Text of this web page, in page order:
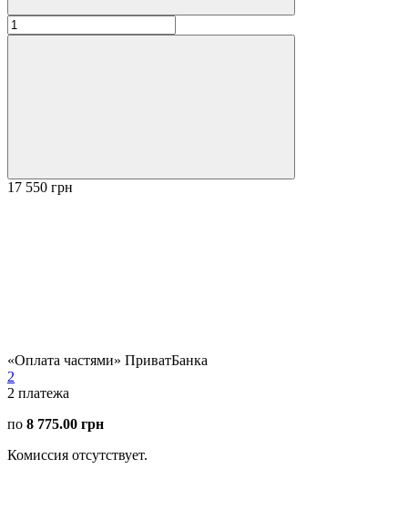
17 550 грн
«Оплата частями» ПриватБанка
2
2 платежа
по 8 775.00 грн
Комиссия отсутствует.